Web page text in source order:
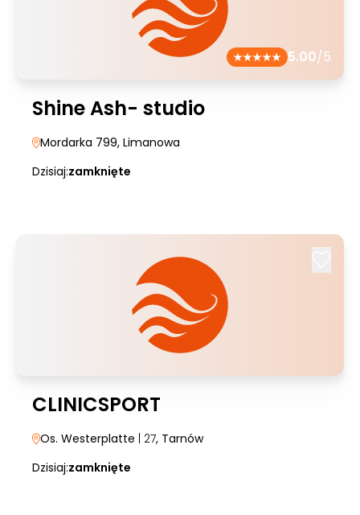
5.00/5
Shine Ash- studio
Mordarka 799, Limanowa
Dzisiaj:zamknięte
CLINICSPORT
Os. Westerplatte | 27, Tarnów
Dzisiaj:zamknięte